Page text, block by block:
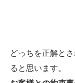
どっちを正解と
ると思います。